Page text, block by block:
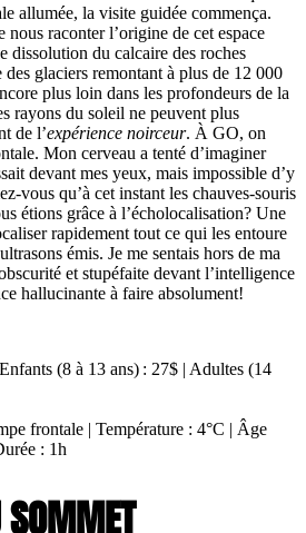
allumée, la visite guidée commença.
raconter l’origine de cet espace
dissolution du calcaire des roches
glaciers remontant à plus de 12 000
plus loin dans les profondeurs de la
rayons du soleil ne peuvent plus
de l’expérience noirceur. À GO, on
Mon cerveau a tenté d’imaginer
devant mes yeux, mais impossible d’y
vous qu’à cet instant les chauves-souris
étions grâce à l’écholocalisation? Une
rapidement tout ce qui les entoure
émis. Je me sentais hors de ma
et stupéfaite devant l’intelligence
hallucinante à faire absolument!
(8 à 13 ans) : 27$ | Adultes (14
frontale | Température : 4°C | Âge
: 1h
SOMMET